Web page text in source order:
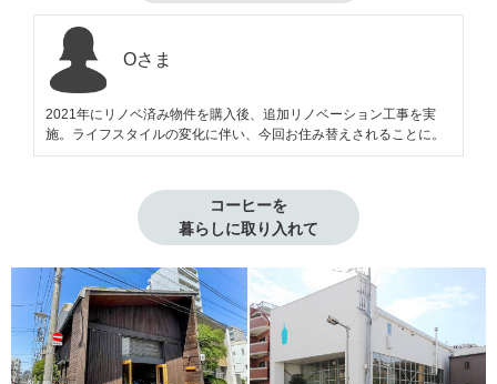
Oさま
2021年にリノベ済み物件を購入後、追加リノベーション工事を実
施。ライフスタイルの変化に伴い、今回お住み替えされることに。
コーヒーを
暮らしに取り入れて